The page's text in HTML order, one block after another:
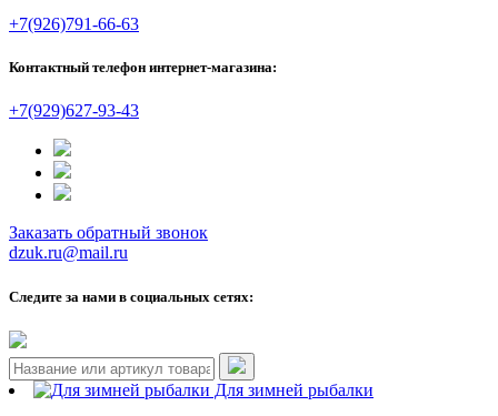
+7(926)791-66-63
Контактный телефон интернет-магазина:
+7(929)627-93-43
Заказать обратный звонок
dzuk.ru@mail.ru
Следите за нами в социальных сетях:
Для зимней рыбалки